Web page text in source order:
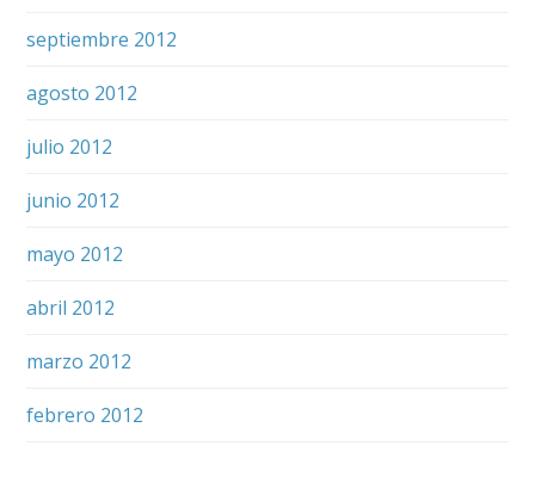
septiembre 2012
agosto 2012
julio 2012
junio 2012
mayo 2012
abril 2012
marzo 2012
febrero 2012